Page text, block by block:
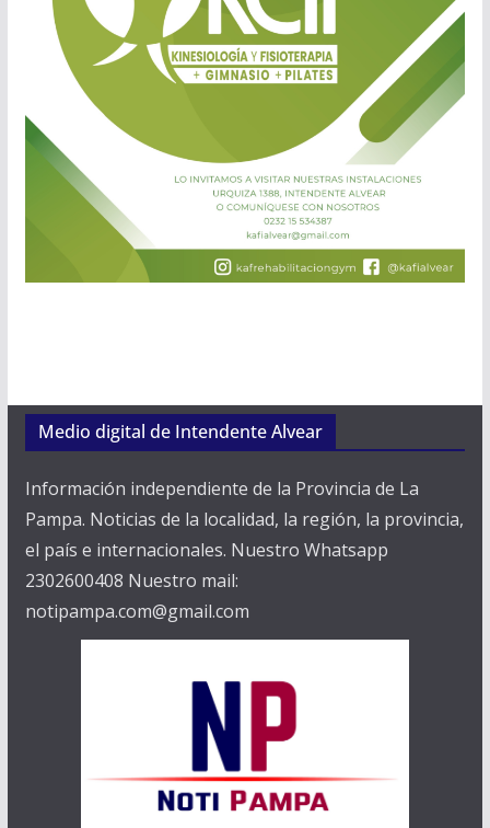
Medio digital de Intendente Alvear
Información independiente de la Provincia de La
Pampa. Noticias de la localidad, la región, la provincia,
el país e internacionales. Nuestro Whatsapp
2302600408 Nuestro mail:
notipampa.com@gmail.com